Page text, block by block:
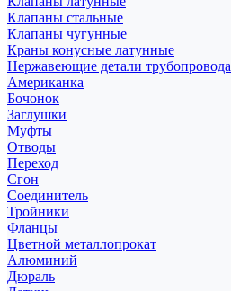
Клапаны стальные
Клапаны чугунные
Краны конусные латунные
Нержавеющие детали трубопровода
Американка
Бочонок
Заглушки
Муфты
Отводы
Переход
Сгон
Соединитель
Тройники
Фланцы
Цветной металлопрокат
Алюминий
Дюраль